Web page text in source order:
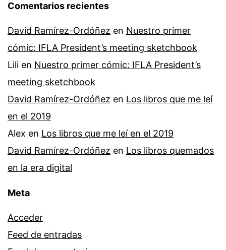
Comentarios recientes
David Ramírez-Ordóñez en Nuestro primer
cómic: IFLA President’s meeting sketchbook
Lili en Nuestro primer cómic: IFLA President’s
meeting sketchbook
David Ramírez-Ordóñez en Los libros que me leí
en el 2019
Alex en Los libros que me leí en el 2019
David Ramírez-Ordóñez en Los libros quemados
en la era digital
Meta
Acceder
Feed de entradas